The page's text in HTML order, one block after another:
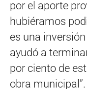
por el aporte
hubiéramos
es una
ayudó a
por ciento de
obra municipal”.